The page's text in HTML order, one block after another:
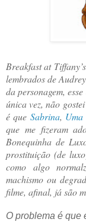
Breakfast at
lembrados de
da personagem,
única vez, não
é que Sabrina,
que me fizeram
Bonequinha de
prostituição (de
como algo
machismo ou
filme, afinal, já são
O problema é que